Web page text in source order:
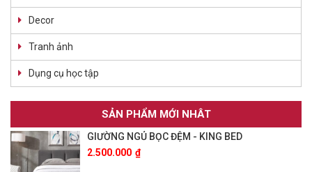
Decor
Tranh ảnh
Dụng cụ học tập
SẢN PHẨM MỚI NHÂT
GIƯỜNG NGỦ BỌC ĐỆM - KING BED
2.500.000 ₫